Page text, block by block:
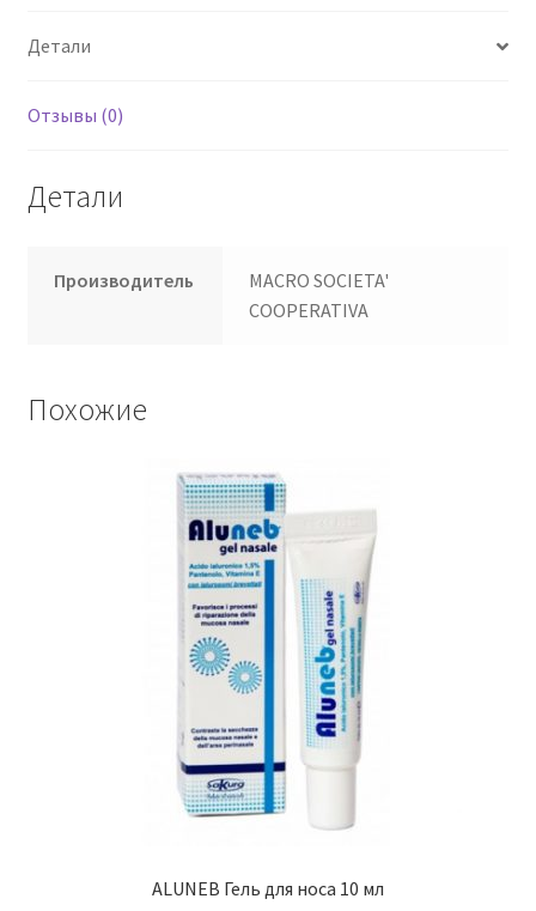
Детали
Отзывы (0)
Детали
Производитель
MACRO SOCIETA'
COOPERATIVA
Похожие
ALUNEB Гель для носа 10 мл